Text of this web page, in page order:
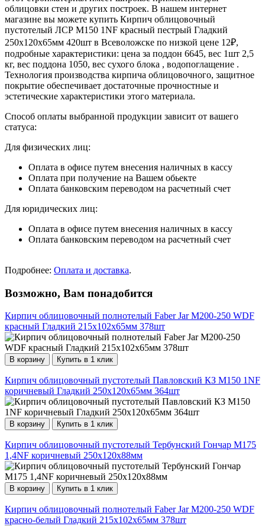
облицовки стен и других построек. В нашем интернет
магазине вы можете купить Кирпич облицовочный
пустотелый ЛСР М150 1NF красный пестрый Гладкий
250х120х65мм 420шт в Всеволожске по низкой цене 12₽,
подробные характеристики: цена за поддон 6645, вес 1шт 2,5
кг, вес поддона 1050, вес сухого блока , водопоглащение .
Технология производства кирпича облицовочного, защитное
покрытие обеспечивает достаточные прочностные и
эстетические характеристики этого материала.
Способ оплаты выбранной продукции зависит от вашего
статуса:
Для физических лиц:
Оплата в офисе путем внесения наличных в кассу
Оплата при получение на Вашем обьекте
Оплата банковским переводом на расчетный счет
Для юридических лиц:
Оплата в офисе путем внесения наличных в кассу
Оплата банковским переводом на расчетный счет
Подробнее: Оплата и доставка.
Возможно, Вам понадобится
Кирпич облицовочный полнотелый Faber Jar М200-250 WDF
красный Гладкий 215х102х65мм 378шт
В корзину Купить в 1 клик
Кирпич облицовочный пустотелый Павловский КЗ М150 1NF
коричневый Гладкий 250х120х65мм 364шт
В корзину Купить в 1 клик
Кирпич облицовочный пустотелый Тербунский Гончар М175
1,4NF коричневый 250х120х88мм
В корзину Купить в 1 клик
Кирпич облицовочный полнотелый Faber Jar М200-250 WDF
красно-белый Гладкий 215х102х65мм 378шт